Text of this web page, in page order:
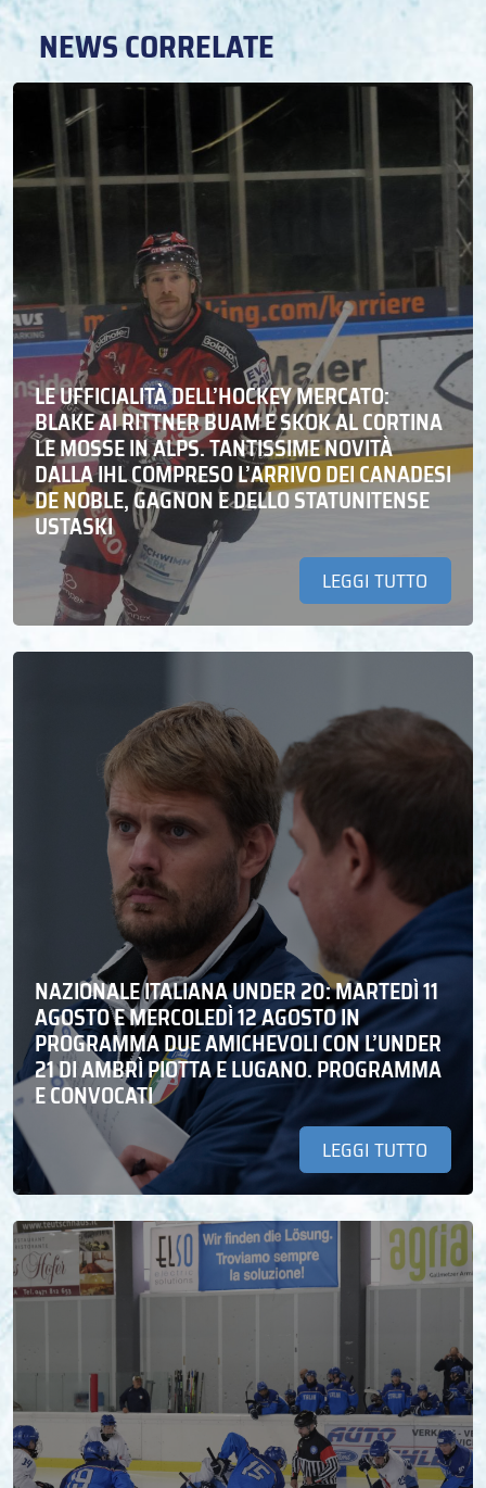
NEWS CORRELATE
LE UFFICIALITÀ DELL’HOCKEY MERCATO:
BLAKE AI RITTNER BUAM E SKOK AL CORTINA
LE MOSSE IN ALPS. TANTISSIME NOVITÀ
DALLA IHL COMPRESO L’ARRIVO DEI CANADESI
DE NOBLE, GAGNON E DELLO STATUNITENSE
USTASKI
LEGGI TUTTO
NAZIONALE ITALIANA UNDER 20: MARTEDÌ 11
AGOSTO E MERCOLEDÌ 12 AGOSTO IN
PROGRAMMA DUE AMICHEVOLI CON L’UNDER
21 DI AMBRÌ PIOTTA E LUGANO. PROGRAMMA
E CONVOCATI
LEGGI TUTTO